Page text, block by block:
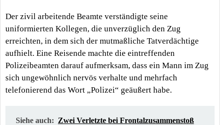
Der zivil arbeitende Beamte verständigte seine
uniformierten Kollegen, die unverzüglich den Zug
erreichten, in dem sich der mutmaßliche Tatverdächtige
aufhielt. Eine Reisende machte die eintreffenden
Polizeibeamten darauf aufmerksam, dass ein Mann im Zug
sich ungewöhnlich nervös verhalte und mehrfach
telefonierend das Wort „Polizei“ geäußert habe.
Siehe auch: Zwei Verletzte bei Frontalzusammenstoß